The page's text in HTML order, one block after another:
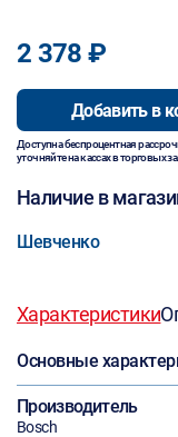
2 378 ₽
Добавить в
Доступна беспроцентная
уточняйте на кассах в торговых
Наличие в
Шевченко
Характеристики
Основные
Производитель
Bosch